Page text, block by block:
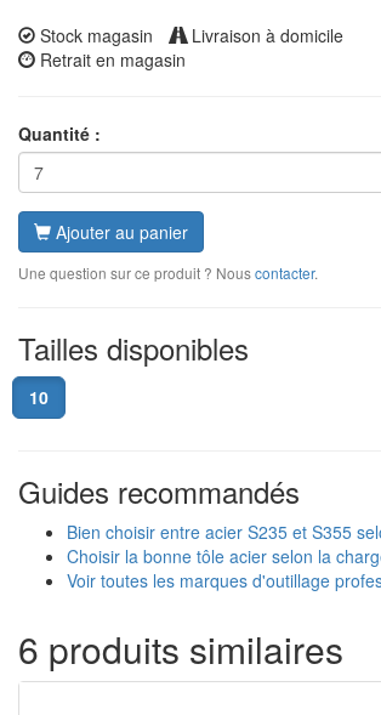
Stock magasin
Livraison à domicile
Retrait en magasin
Quantité :
Ajouter au panier
Une question sur ce produit ? Nouscontacter.
Tailles disponibles
10
Guides recommandés
Bien choisir entre acier S235 et S355
Choisir la bonne tôle acier selon la
Voir toutes les marques d'outillage
6 produits similaires